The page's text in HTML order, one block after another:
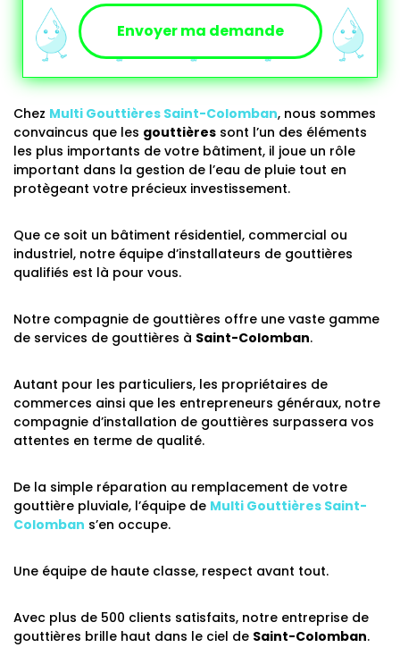
Chez Multi Gouttières Saint-Colomban, nous sommes
convaincus que les gouttières sont l’un des éléments
les plus importants de votre bâtiment, il joue un rôle
important dans la gestion de l’eau de pluie tout en
protègeant votre précieux investissement.
Que ce soit un bâtiment résidentiel, commercial ou
industriel, notre équipe d’installateurs de gouttières
qualifiés est là pour vous.
Notre compagnie de gouttières offre une vaste gamme
de services de gouttières à Saint-Colomban.
Autant pour les particuliers, les propriétaires de
commerces ainsi que les entrepreneurs généraux, notre
compagnie d’installation de gouttières surpassera vos
attentes en terme de qualité.
De la simple réparation au remplacement de votre
gouttière pluviale, l’équipe de Multi Gouttières Saint-
Colomban s’en occupe.
Une équipe de haute classe, respect avant tout.
Avec plus de 500 clients satisfaits, notre entreprise de
gouttières brille haut dans le ciel de Saint-Colomban.
Envoyer ma demande